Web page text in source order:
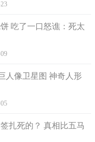
接青海与西藏。在这样一
铁路需要非常高的技术能
来了众多好处。
吃了一口怒谯：死太
人像卫星图 神奇人形
扎死的？ 真相比五马